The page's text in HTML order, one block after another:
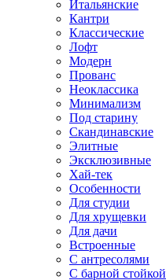
Итальянские
Кантри
Классические
Лофт
Модерн
Прованс
Неоклассика
Минимализм
Под старину
Скандинавские
Элитные
Эксклюзивные
Хай-тек
Особенности
Для студии
Для хрущевки
Для дачи
Встроенные
С антресолями
С барной стойкой